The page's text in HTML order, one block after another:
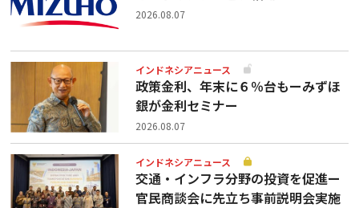
2026.08.07
インドネシアニュース
政策金利、年末に６％台もーみずほ
銀が金利セミナー
2026.08.07
インドネシアニュース
交通・インフラ分野の投資を促進ー
官民商談会に先立ち事前説明会実施